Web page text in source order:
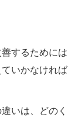
するために
いかなければ
いは、どの